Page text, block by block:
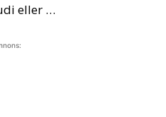
eller …